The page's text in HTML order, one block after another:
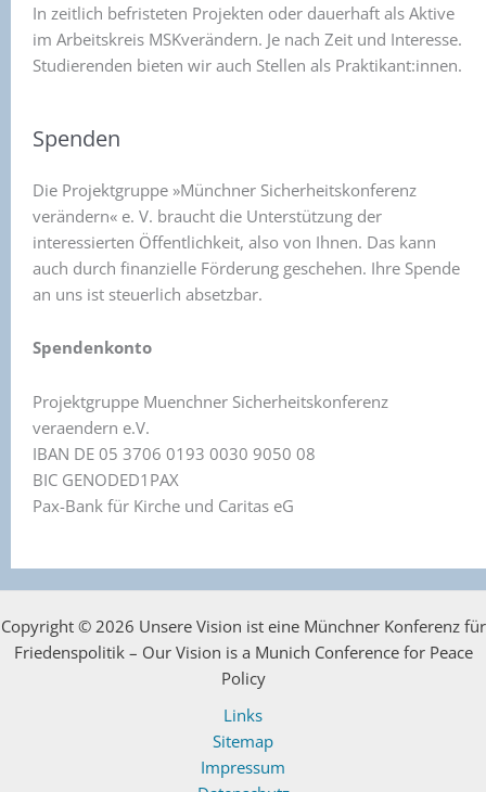
In zeitlich befristeten Projekten oder dauerhaft als Aktive
im Arbeitskreis MSKverändern. Je nach Zeit und Interesse.
Studierenden bieten wir auch Stellen als Praktikant:innen.
Spenden
Die Projektgruppe »Münchner Sicherheitskonferenz
verändern« e. V. braucht die Unterstützung der
interessierten Öffentlichkeit, also von Ihnen. Das kann
auch durch finanzielle Förderung geschehen. Ihre Spende
an uns ist steuerlich absetzbar.
Spendenkonto
Projektgruppe Muenchner Sicherheitskonferenz
veraendern e.V.
IBAN DE 05 3706 0193 0030 9050 08
BIC GENODED1PAX
Pax-Bank für Kirche und Caritas eG
Copyright © 2026 Unsere Vision ist eine Münchner Konferenz für
Friedenspolitik – Our Vision is a Munich Conference for Peace
Policy
Links
Sitemap
Impressum